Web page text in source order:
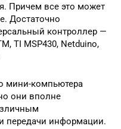
Причем все это может
Достаточно
контроллер —
TI MSP430, Netduino,
мини-компьютера
они вполне
передачи информации.